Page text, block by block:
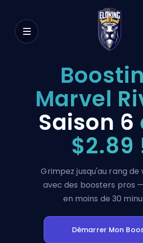
Marvel
Saison 6
$2.89
Grimpez jusqu'au rang de
avec des boosters pros
en moins de 30
Démarrer Mon